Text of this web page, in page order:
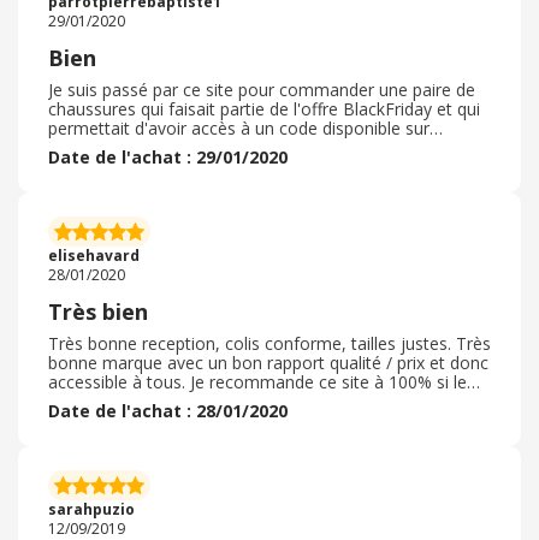
des prix beaucoup plus intéressants donc comparez
avant d'achetez !
29/01/2020
Bien
Je suis passé par ce site pour commander une paire de
chaussures qui faisait partie de l'offre BlackFriday et qui
permettait d'avoir accès à un code disponible sur
ebuyclub. Le processus de commande et de paiement
est simple et s'est bien déroulé. Les délais de livraison
domicilie. Il m'a fallut effectuer un retour pour changer
de taille et tout s'est bien déroulé. Je recommande donc
ce site.
Date de l'achat : 29/01/2020
elisehavard
28/01/2020
Très bien
Très bonne reception, colis conforme, tailles justes. Très
bonne marque avec un bon rapport qualité / prix et donc
accessible à tous. Je recommande ce site à 100% si le
client à un petit budget. L'emballage était très correct.
J'ai même bénéficié d'un code promotionnel de 55%
sans problème. Le site est très facile d'accès et
l'encaissement se passe en toute sécurité. C'est un 5 sur
5 pour ce site de vêtements, d'accessoires. . etc.
Date de l'achat : 28/01/2020
sarahpuzio
12/09/2019